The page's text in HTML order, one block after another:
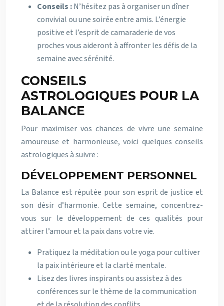
Conseils :N’hésitez pas à organiser un dîner
convivial ou une soirée entre amis. L’énergie
positive et l’esprit de camaraderie de vos
proches vous aideront à affronter les défis de la
semaine avec sérénité.
CONSEILS
ASTROLOGIQUES POUR LA
BALANCE
Pour maximiser vos chances de vivre une semaine
amoureuse et harmonieuse, voici quelques conseils
astrologiques à suivre :
DÉVELOPPEMENT PERSONNEL
La Balance est réputée pour son esprit de justice et
son désir d’harmonie. Cette semaine, concentrez-
vous sur le développement de ces qualités pour
attirer l’amour et la paix dans votre vie.
Pratiquez la méditation ou le yoga pour cultiver
la paix intérieure et la clarté mentale.
Lisez des livres inspirants ou assistez à des
conférences sur le thème de la communication